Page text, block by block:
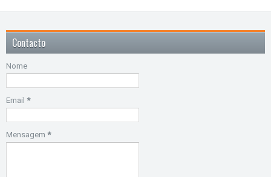
Contacto
Nome
Email *
Mensagem *